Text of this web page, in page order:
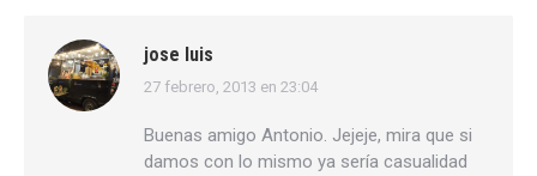
jose luis
dice:
27 febrero, 2013 en 23:04
Buenas amigo Antonio. Jejeje, mira que si
damos con lo mismo ya sería casualidad